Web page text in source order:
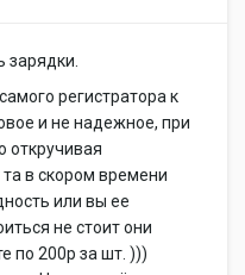
зарядки.
регистратора к
и не надежное, при
откручивая
в скором времени
или вы ее
не стоит они
по 200р за шт. )))